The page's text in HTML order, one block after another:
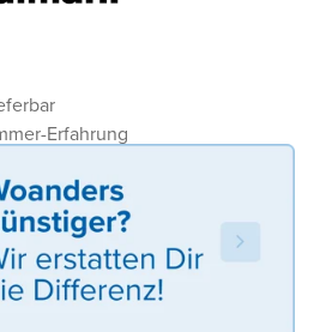
Erfahrung